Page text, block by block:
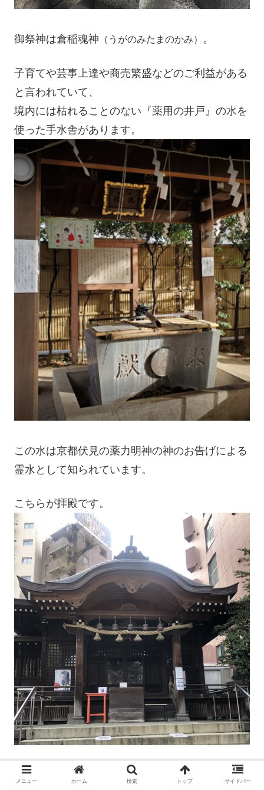
御祭神は倉稲魂神 （うがのみたまのかみ） 。
子育てや芸事上達や商売繁盛などのご利益がある
と言われていて、
境内には枯れることのない『薬用の井戸』の水を
使った手水舎があります。
この水は京都伏見の薬力明神の神のお告げによる
霊水として知られています。
こちらが拝殿です。
メニュー ホーム 検索 トップ サイドバー